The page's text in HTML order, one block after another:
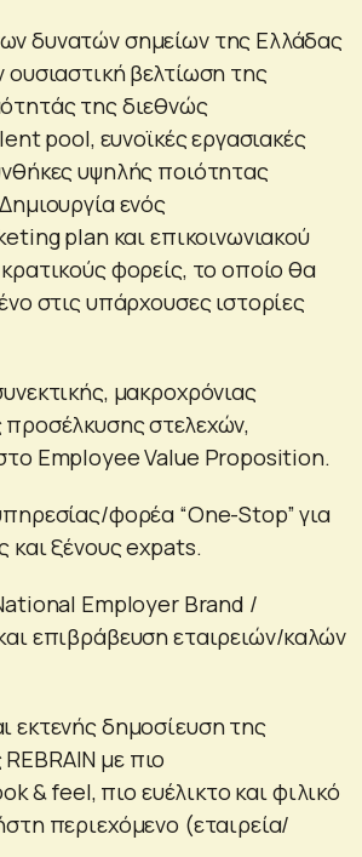
δυνατών σημείων της Ελλάδας
βελτίωση της
της διεθνώς
pool, ευνοϊκές εργασιακές
υψηλής ποιότητας
ενός
plan και επικοινωνιακού
φορείς, το οποίο θα
στις υπάρχουσες ιστορίες
μακροχρόνιας
προσέλκυσης στελεχών,
Employee Value Proposition.
φορέα “One-Stop” για
και ξένους expats.
Employer Brand /
επιβράβευση εταιρειών/καλών
εκτενής δημοσίευση της
με πιο
& feel, πιο ευέλικτο και φιλικό
περιεχόμενο (εταιρεία/